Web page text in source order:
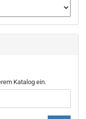
Katalog ein.